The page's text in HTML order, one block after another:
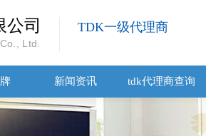
公司
Ltd.
TDK一级代理商
新闻资讯 tdk代理商查询